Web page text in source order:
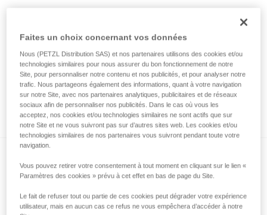
Comment sont mesurées les performances
d’éclairage avec le protocole ANSI/PLATO
FL1 ?
Faites un choix concernant vos données
Nous (PETZL Distribution SAS) et nos partenaires utilisons des cookies et/ou
technologies similaires pour nous assurer du bon fonctionnement de notre
Site, pour personnaliser notre contenu et nos publicités, et pour analyser notre
trafic. Nous partageons également des informations, quant à votre navigation
sur notre Site, avec nos partenaires analytiques, publicitaires et de réseaux
sociaux afin de personnaliser nos publicités. Dans le cas où vous les
acceptez, nos cookies et/ou technologies similaires ne sont actifs que sur
notre Site et ne vous suivront pas sur d’autres sites web. Les cookies et/ou
technologies similaires de nos partenaires vous suivront pendant toute votre
navigation.
Vous pouvez retirer votre consentement à tout moment en cliquant sur le lien «
Paramètres des cookies » prévu à cet effet en bas de page du Site.
Le fait de refuser tout ou partie de ces cookies peut dégrader votre expérience
utilisateur, mais en aucun cas ce refus ne vous empêchera d’accéder à notre